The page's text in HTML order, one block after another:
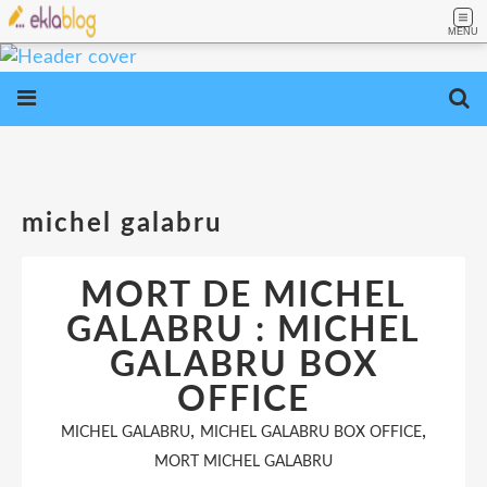
MENU
michel galabru
MORT DE MICHEL
GALABRU : MICHEL
GALABRU BOX
OFFICE
MICHEL GALABRU, MICHEL GALABRU BOX OFFICE,
MORT MICHEL GALABRU